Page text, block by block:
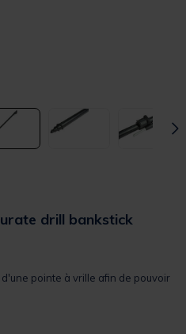
drill bankstick
Rating
pointe à vrille afin de pouvoir